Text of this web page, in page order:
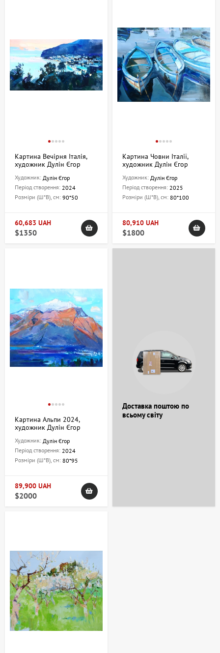
Картина Вечірня Італія,
художник Дулін Єгор
Художник: Дулін Єгор
Період створення: 2024
Розміри (Ш*В), см: 90*50
60,683 UAH
$1350
Картина Човни Італії,
художник Дулін Єгор
Художник: Дулін Єгор
Період створення: 2025
Розміри (Ш*В), см: 80*100
80,910 UAH
$1800
Картина Альпи 2024,
художник Дулін Єгор
Художник: Дулін Єгор
Період створення: 2024
Розміри (Ш*В), см: 80*95
89,900 UAH
$2000
Доставка поштою по
всьому світу